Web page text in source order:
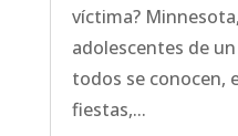
víctima?
adolescentes de
todos se conocen,
fiestas,...